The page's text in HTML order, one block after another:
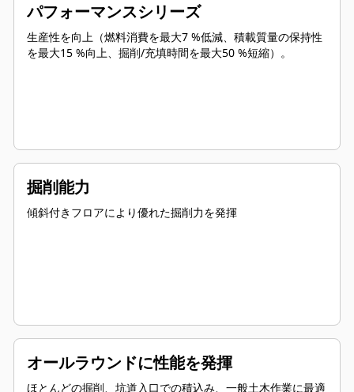
パフォーマンスシリーズ
生産性を向上（燃料消費を最大7 %低減、積載質量の保持性
を最大15 %向上、掘削/充填時間を最大50 %短縮）。
掘削能力
傾斜付きフロアにより優れた掘削力を発揮
オールラウンドに性能を発揮
ほとんどの掘削、坑道入口での積込み、一般土木作業に最適